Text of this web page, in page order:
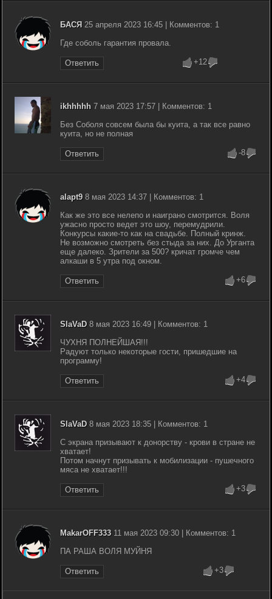
БАСЯ 25 апреля 2023 16:45 | Комментов: 1
Где соболь гарантия провала.
Ответить +12
ikhhhhh 7 мая 2023 17:57 | Комментов: 1
Без Соболя совсем была бы куита, а так все равно
куита, но не полная
Ответить -8
alapt98 мая 2023 14:37 | Комментов: 1
Как же это все нелепо и наиграно смотрится. Воля
ужасно просто ведет это шоу, перемудрили.
Конкурсы какие-то как на свадьбе. Полный кринж.
Не возможно смотреть без стыда за них. До Урганта
еще далеко. Зрители за 500? кричат громче чем
алкаши в 5 утра под окном.
Ответить +6
SlaVaD8 мая 2023 16:49 | Комментов: 1
ЧУХНЯ ПОЛНЕЙШАЯ!!!
Радуют только некоторые гости, пришедшие на
программу!
Ответить +4
SlaVaD8 мая 2023 18:35 | Комментов: 1
С экрана призывают к донорству - крови в стране не
хватает!
Потом начнут призывать к мобилизации - пушечного
мяса не хватает!!!
Ответить +3
MakarOFF33311 мая 2023 09:30 | Комментов: 1
ПА РАША ВОЛЯ МУЙНЯ
Ответить +3